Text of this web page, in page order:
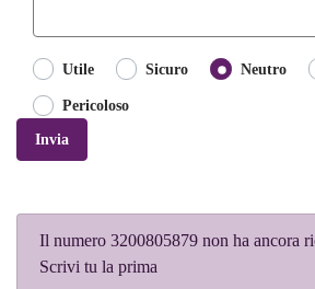
Utile Sicuro Neutro
Pericoloso
Invia
Il numero 3200805879 non ha ancora
Scrivi tu la prima